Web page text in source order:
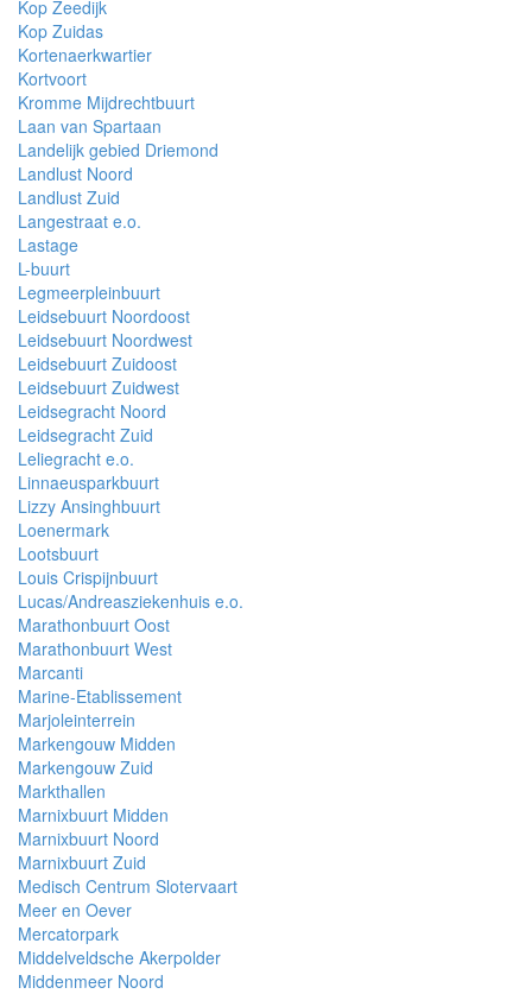
Kop Zeedijk
Kop Zuidas
Kortenaerkwartier
Kortvoort
Kromme Mijdrechtbuurt
Laan van Spartaan
Landelijk gebied Driemond
Landlust Noord
Landlust Zuid
Langestraat e.o.
Lastage
L-buurt
Legmeerpleinbuurt
Leidsebuurt Noordoost
Leidsebuurt Noordwest
Leidsebuurt Zuidoost
Leidsebuurt Zuidwest
Leidsegracht Noord
Leidsegracht Zuid
Leliegracht e.o.
Linnaeusparkbuurt
Lizzy Ansinghbuurt
Loenermark
Lootsbuurt
Louis Crispijnbuurt
Lucas/Andreasziekenhuis e.o.
Marathonbuurt Oost
Marathonbuurt West
Marcanti
Marine-Etablissement
Marjoleinterrein
Markengouw Midden
Markengouw Zuid
Markthallen
Marnixbuurt Midden
Marnixbuurt Noord
Marnixbuurt Zuid
Medisch Centrum Slotervaart
Meer en Oever
Mercatorpark
Middelveldsche Akerpolder
Middenmeer Noord